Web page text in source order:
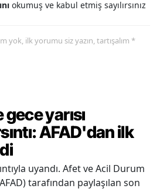
okumuş ve kabul etmiş sayılırsınız
yok, ilk yorumu siz yazın, tartışalım *
yarısı
AFAD'dan ilk
uyandı. Afet ve Acil Durum
tarafından paylaşılan son